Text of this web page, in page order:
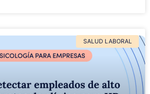
SALUD LABORAL